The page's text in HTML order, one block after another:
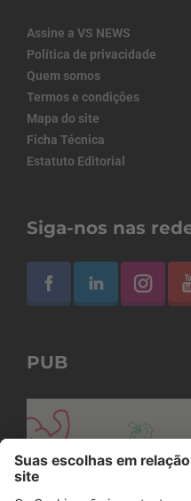
Assine a VS NEWS
Política de privacidade
Quem somos
Termos e condições
Mapa do site
Ficha Técnica
Estatuto Editorial
Siga-nos nas
PUB